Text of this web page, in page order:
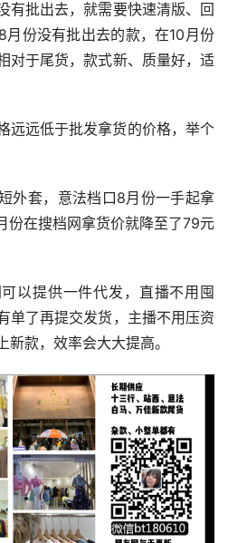
有批出去，就需要快速清版、回
份没有批出去的款，在10月份
对于尾货，款式新、质量好，适
远远低于批发拿货的价格，举个
外套，意法档口8月份一手起拿
份在搜档网拿货价就降至了79元
以提供一件代发，直播不用囤
单了再提交发货，主播不用压资
款，效率会大大提高。